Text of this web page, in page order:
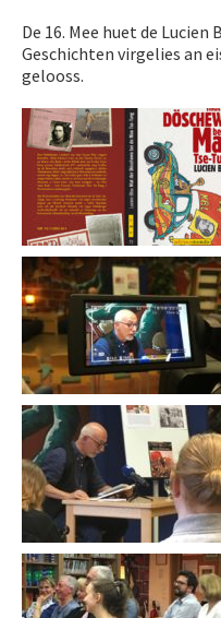
De 16. Mee huet de Lucien
Geschichten virgelies an
gelooss.